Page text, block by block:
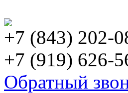
+7 (843) 202-
+7 (919) 626-
Обратный